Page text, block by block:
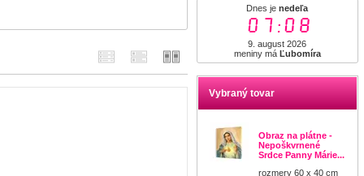
Dnes jenedeľa
07:08
9. august 2026
meniny má Ľubomíra
Vybraný tovar
Obraz na plátne -
Nepoškvrnené
Srdce Panny Márie...
rozmery 60 x 40 cm